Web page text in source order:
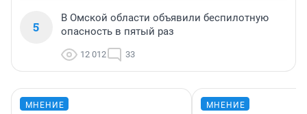
5
В Омской области объявили беспилотную
опасность в пятый раз
12 012 33
МНЕНИЕ МНЕНИЕ